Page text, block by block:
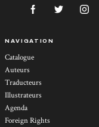
NAVIGATION
Catalogue
Auteurs
Traducteurs
Illustrateurs
Agenda
Foreign Rights